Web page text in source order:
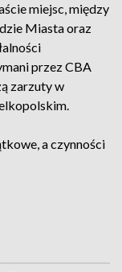
miejsc, między
Miasta oraz
przez CBA
zarzuty w
a czynności